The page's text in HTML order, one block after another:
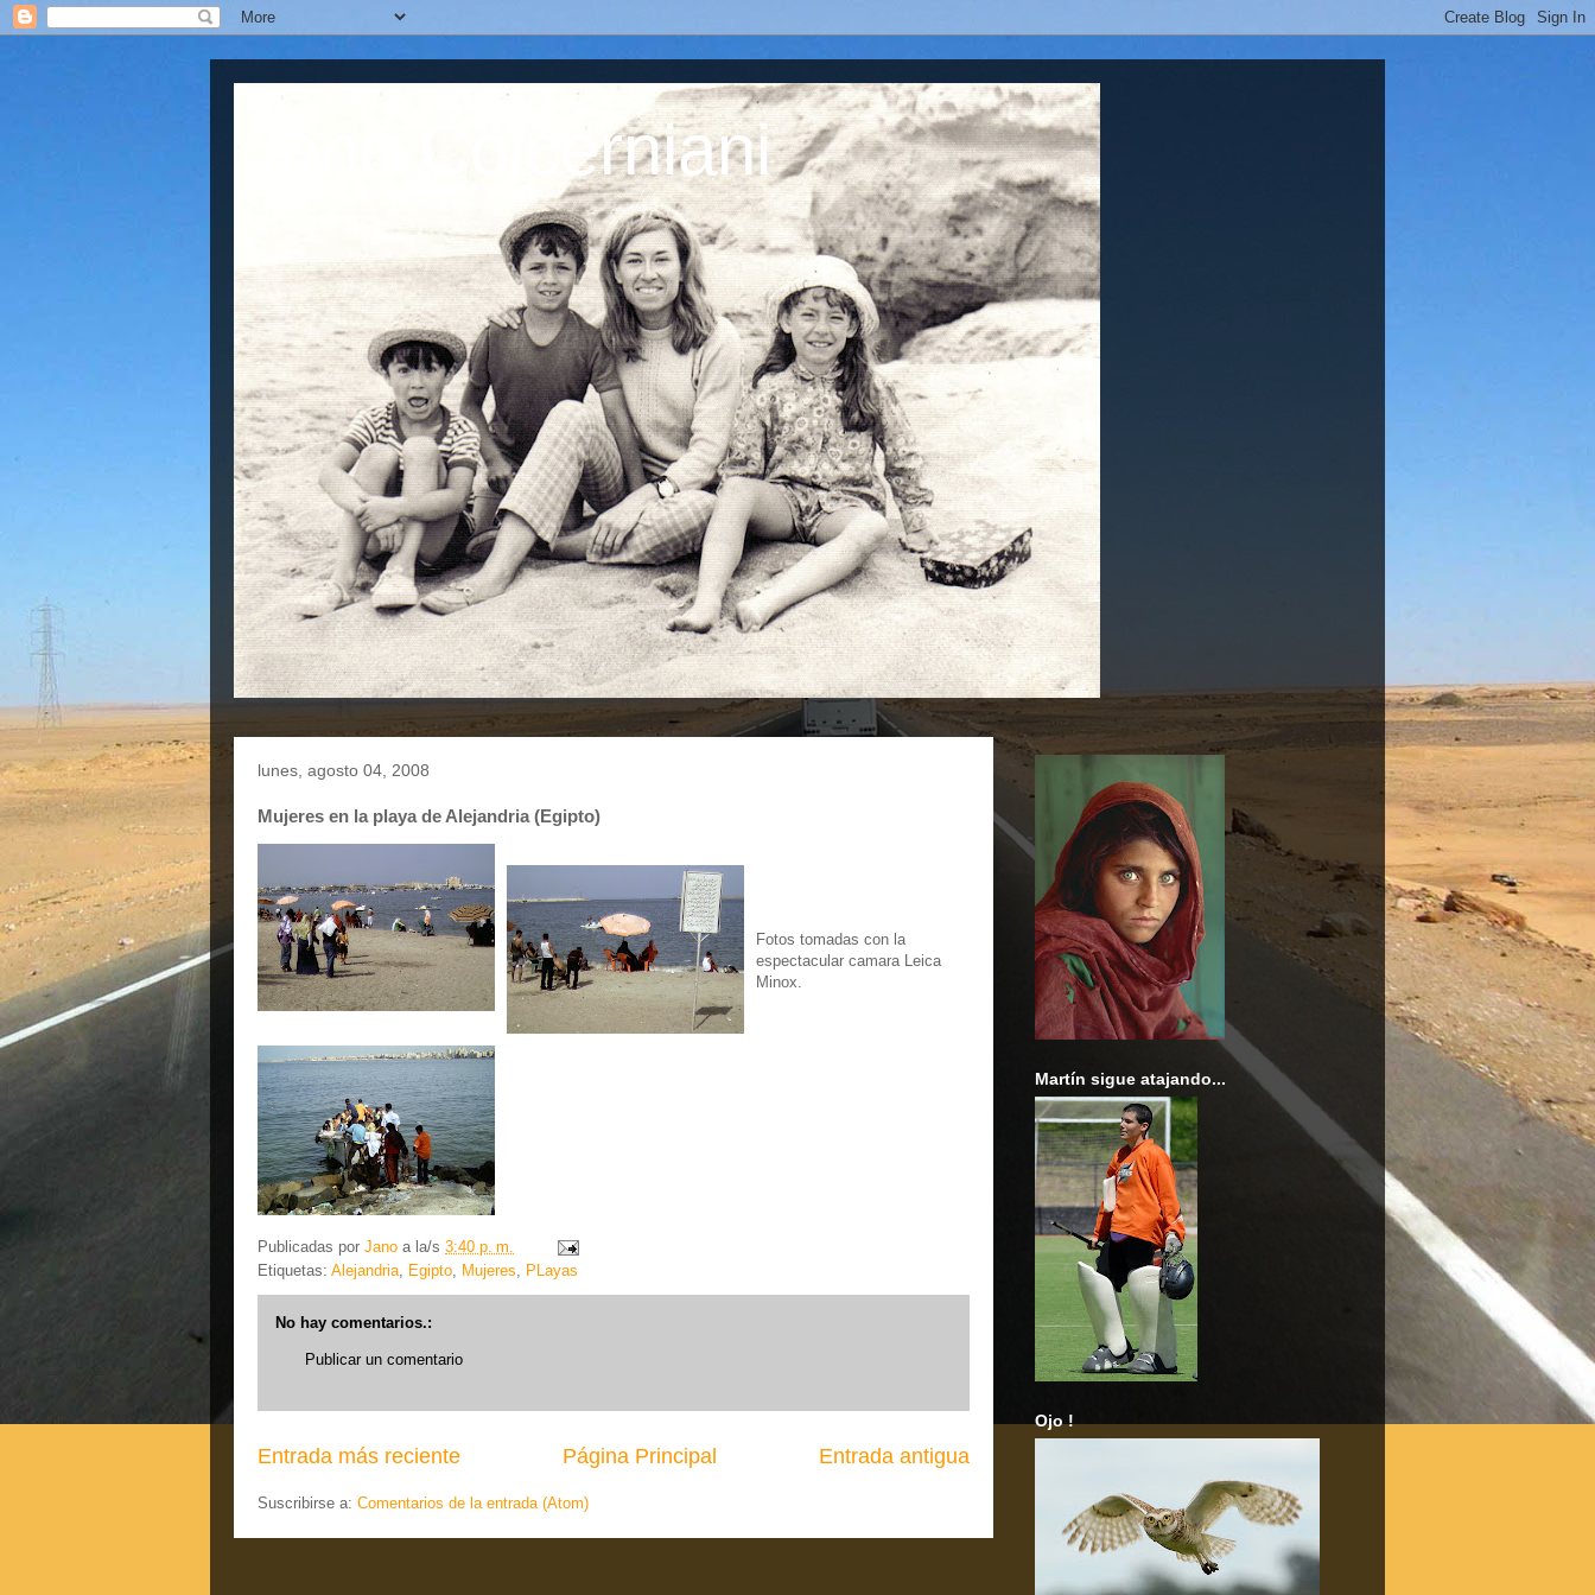
Jano Colcerniani
lunes, agosto 04, 2008
Mujeres en la playa de Alejandria (Egipto)
Fotos tomadas con la
espectacular camara Leica
Minox.
Publicadas por Jano a la/s 3:40 p. m.
Etiquetas: Alejandria Egipto Mujeres PLayas
No hay comentarios.:
Publicar un comentario
Entrada más reciente Entrada antigua
Página Principal
Suscribirse a: Comentarios de la entrada (Atom)
Martín sigue atajando...
Ojo !